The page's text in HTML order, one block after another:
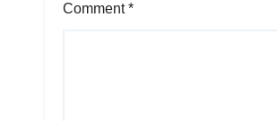
Comment*